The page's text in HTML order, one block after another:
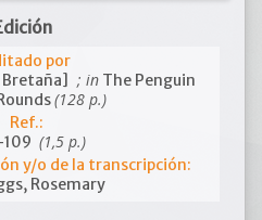
por
Bretaña] ; in The Penguin
(128 p.)
Ref.:
(1,5 p.)
y/o de la transcripción:
Rosemary